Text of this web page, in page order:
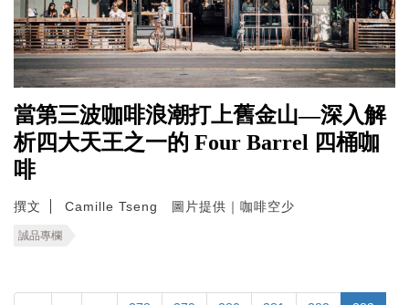
當第三波咖啡浪潮打上舊金山—深入解
析四大天王之一的 Four Barrel 四桶咖
啡
撰文 Camille Tseng 圖片提供｜咖啡空少
誠品專欄